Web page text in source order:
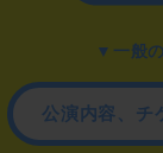
▼一般
公演内容、チ